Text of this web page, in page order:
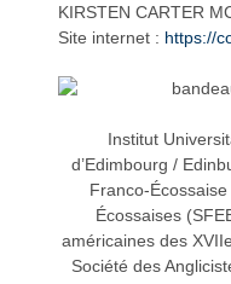
KIRSTEN CARTER
Site internet : https://
Institut
d’Edimbourg /
Franco-
Écossaises
américaines des
Société des